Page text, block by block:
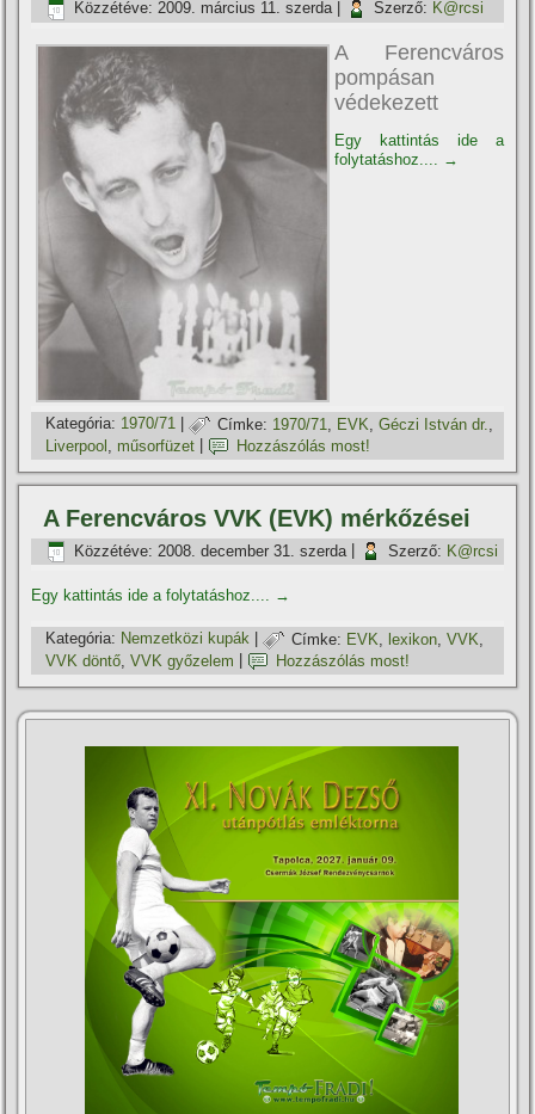
Közzétéve: 2009. március 11. szerda Szerző: K@rcsi
A Ferencváros
pompásan
védekezett
Egy kattintás ide a
folytatáshoz....
→
Kategória: 1970/71 | Címke: 1970/71 EVK ,Géczi István dr.
Liverpool
műsorfüzet Hozzászólás most!
A Ferencváros VVK (EVK) mérkőzései
Közzétéve: 2008. december 31. szerda Szerző: K@rcsi
Egy kattintás ide a folytatáshoz.... →
Kategória: Nemzetközi kupák | Címke: EVK lexikon ,VVK
VVK döntő ,VVK győzelem Hozzászólás most!